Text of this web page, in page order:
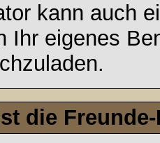
kann auch
Ihr eigenes
die